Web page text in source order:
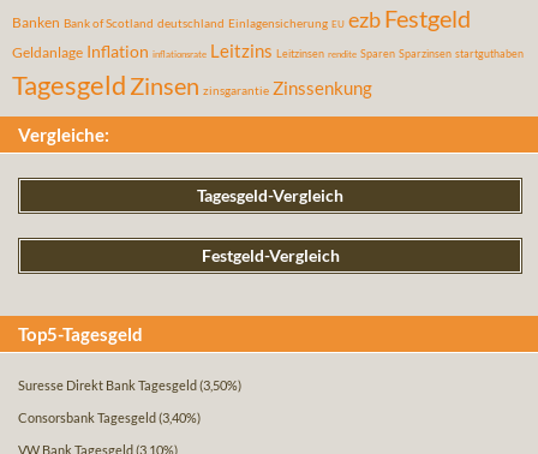
Banken Bank of Scotland deutschland Einlagensicherung EU ezbFestgeld
Geldanlage Inflation inflationsrate Leitzins Leitzinsen rendite Sparen Sparzinsen startguthaben
Tagesgeld Zinsen zinsgarantie Zinssenkung
Vergleiche:
Tagesgeld-Vergleich
Festgeld-Vergleich
Top5-Tagesgeld
Suresse Direkt Bank Tagesgeld (3,50%)
Consorsbank Tagesgeld (3,40%)
VW Bank Tagesgeld (3,10%)